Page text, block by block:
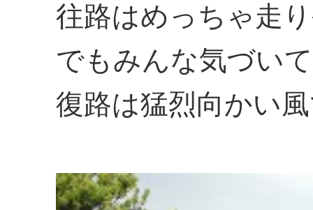
往路はめっちゃ走
でもみんな気づい
復路は猛烈向かい